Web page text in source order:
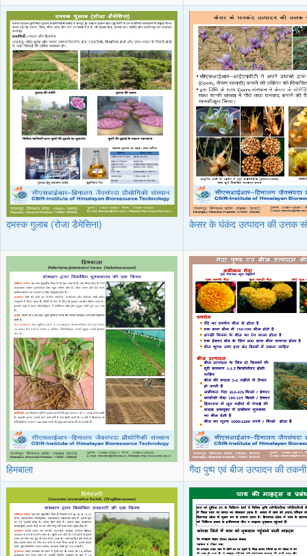
दमस्क गुलाब (रोजा डैमेसिना) केसर के घंकंद उत्पादन की उत्तक
हिमबाला गैंदा पुष्प एवं बीज उत्पादन की